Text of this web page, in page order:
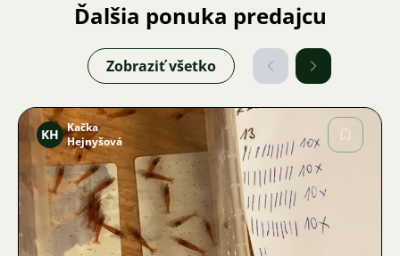
Ďalšia ponuka predajcu
Zobraziť všetko
Obrázok
KH Kačka
Hejnyšová